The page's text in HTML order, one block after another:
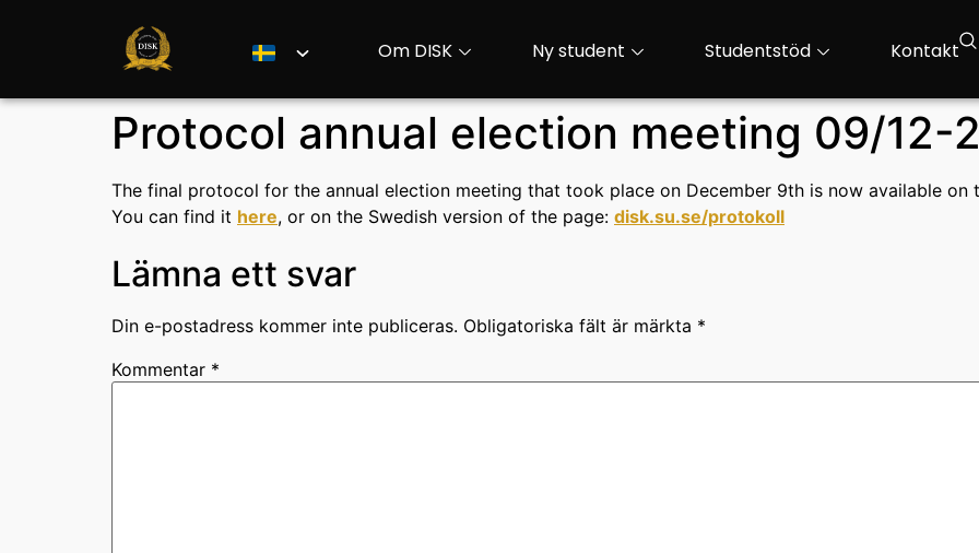
Om DISK Ny student Studentstöd Kontakt
Protocol annual election meeting 09/12-
The final protocol for the annual election meeting that took place on December 9th is now available on
You can find it here, or on the Swedish version of the page: disk.su.se/protokoll
Lämna ett svar
Din e-postadress kommer inte publiceras. Obligatoriska fält är märkta *
Kommentar *